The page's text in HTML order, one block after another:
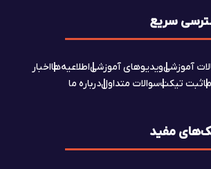
مفید
سریع
آموزشیویدیوهای آموزشیاطلاعیه‌هااخبار
ثبت تیکتسوالات متداولدرباره ما